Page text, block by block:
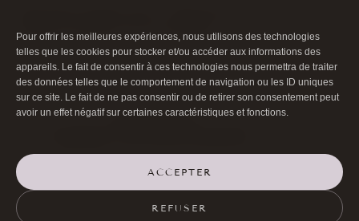
Pour offrir les meilleures expériences, nous utilisons des technologies
telles que les cookies pour stocker et/ou accéder aux informations des
appareils. Le fait de consentir à ces technologies nous permettra de traiter
des données telles que le comportement de navigation ou les ID uniques
sur ce site. Le fait de ne pas consentir ou de retirer son consentement peut
avoir un effet négatif sur certaines caractéristiques et fonctions.
ACCEPTER
REFUSER
Page mise à jour le15 juillet 2026.
Rédigé et relu par leDr Bernard Hayot, chirurgien ophtalmologiste,
Les informations présentées sont fournies à titre informatif et ne
remplacent pas une consultation médicale. Les résultats mentionnés
varient selon les patients et ne constituent pas une garantie. Les
risques, contre-indications et alternatives thérapeutiques doivent être